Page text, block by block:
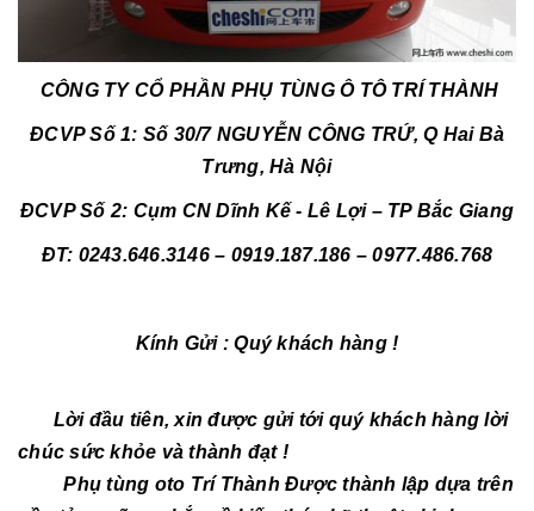
CÔNG TY CỔ PHẦN PHỤ TÙNG Ô TÔ TRÍ THÀNH
ĐCVP Số 1: Số 30/7 NGUYỄN CÔNG TRỨ, Q Hai Bà
Trưng, Hà Nội
ĐCVP Số 2: Cụm CN Dĩnh Kế - Lê Lợi – TP Bắc Giang
ĐT: 0243.646.3146 – 0919.187.186 – 0977.486.768
Kính Gửi : Quý khách hàng !
Lời đầu tiên, xin được gửi tới quý khách hàng lời
chúc sức khỏe và thành đạt !
Phụ tùng oto Trí Thành Được thành lập dựa trên